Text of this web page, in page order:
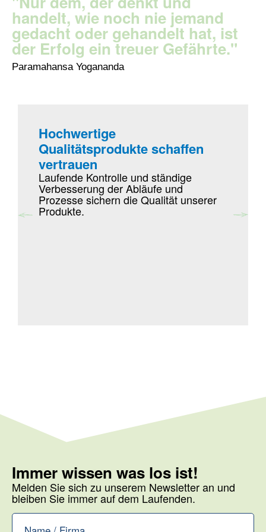
handelt, wie noch nie jemand
gedacht oder gehandelt hat, ist
der Erfolg ein treuer Gefährte."
Paramahansa Yogananda
Hochwertige
Qualitätsprodukte schaffen
vertrauen
Laufende Kontrolle und ständige
Verbesserung der Abläufe und
Prozesse sichern die Qualität unserer
Produkte.
Immer wissen was los ist!
Melden Sie sich zu unserem Newsletter an und
bleiben Sie immer auf dem Laufenden.